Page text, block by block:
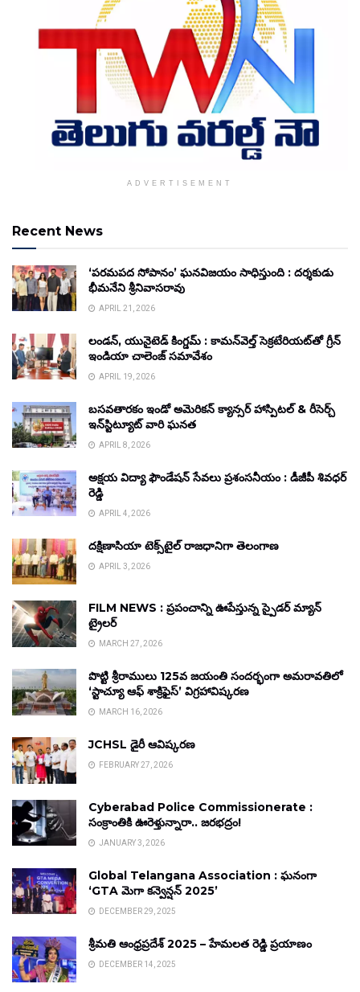
ADVERTISEMENT
Recent News
‘పరమపద సోపానం’ ఘనవిజయం సాధిస్తుంది : దర్శకుడు
భీమనేని శ్రీనివాసరావు
APRIL 21, 2026
లండన్, యునైటెడ్ కింగ్డమ్ : కామన్‌వెల్త్ సెక్రటేరియట్‌తో గ్రీన్
ఇండియా చాలెంజ్ సమావేశం
APRIL 19, 2026
బసవతారకం ఇండో అమెరికన్ క్యాన్సర్ హాస్పిటల్ & రీసెర్చ్
ఇన్‌స్టిట్యూట్ వారి ఘనత
APRIL 8, 2026
అక్షయ విద్యా ఫౌండేషన్ సేవలు ప్రశంసనీయం : డీజీపీ శివధర్
రెడ్డి
APRIL 4, 2026
దక్షిణాసియా టెక్స్‌టైల్ రాజధానిగా తెలంగాణ
APRIL 3, 2026
FILM NEWS : ప్రపంచాన్ని ఊపేస్తున్న స్పైడర్ మ్యాన్
ట్రైలర్
MARCH 27, 2026
పొట్టి శ్రీరాములు 125వ జయంతి సందర్భంగా అమరావతిలో
‘స్టాచ్యూ ఆఫ్ శాక్రిఫైస్’ విగ్రహావిష్కరణ
MARCH 16, 2026
JCHSL డైరీ ఆవిష్కరణ
FEBRUARY 27, 2026
Cyberabad Police Commissionerate :
సంక్రాంతికి ఊరెళ్తున్నారా.. జరభద్రం!
JANUARY 3, 2026
Global Telangana Association : ఘనంగా
‘GTA మెగా కన్వెన్షన్ 2025’
DECEMBER 29, 2025
శ్రీమతి ఆంధ్రప్రదేశ్ 2025 – హేమలత రెడ్డి ప్రయాణం
DECEMBER 14, 2025